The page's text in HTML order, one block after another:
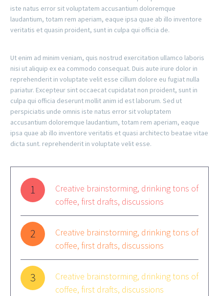
iste natus error sit voluptatem accusantium doloremque
laudantium, totam rem aperiam, eaque ipsa quae ab illo inventore
veritatis et quasin proident, sunt in culpa qui officia de.
Ut enim ad minim veniam, quis nostrud exercitation ullamco laboris
nisi ut aliquip ex ea commodo consequat. Duis aute irure dolor in
reprehenderit in voluptate velit esse cillum dolore eu fugiat nulla
pariatur. Excepteur sint occaecat cupidatat non proident, sunt in
culpa qui officia deserunt mollit anim id est laborum. Sed ut
perspiciatis unde omnis iste natus error sit voluptatem
accusantium doloremque laudantium, totam rem aperiam, eaque
ipsa quae ab illo inventore veritatis et quasi architecto beatae vitae
dicta sunt. reprehenderit in voluptate velit esse.
1
Creative brainstorming, drinking tons of
coffee, first drafts, discussions
2
Creative brainstorming, drinking tons of
coffee, first drafts, discussions
3
Creative brainstorming, drinking tons of
coffee, first drafts, discussions